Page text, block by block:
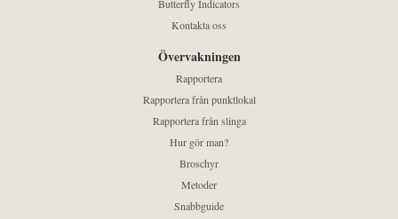
Butterfly Indicators
Kontakta oss
Övervakningen
Rapportera
Rapportera från punktlokal
Rapportera från slinga
Hur gör man?
Broschyr
Metoder
Snabbguide